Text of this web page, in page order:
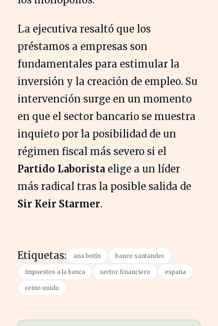
La ejecutiva resaltó que los
préstamos a empresas son
fundamentales para estimular la
inversión y la creación de empleo. Su
intervención surge en un momento
en que el sector bancario se muestra
inquieto por la posibilidad de un
régimen fiscal más severo si el
Partido Laborista elige a un líder
más radical tras la posible salida de
Sir Keir Starmer.
Etiquetas: ana botín banco santander
impuestos a la banca sector financiero españa
reino unido